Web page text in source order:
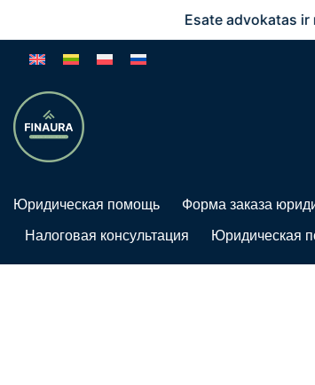
Esate advokatas ir
Юридическая помощь Форма заказа
Налоговая консультация Юридическая